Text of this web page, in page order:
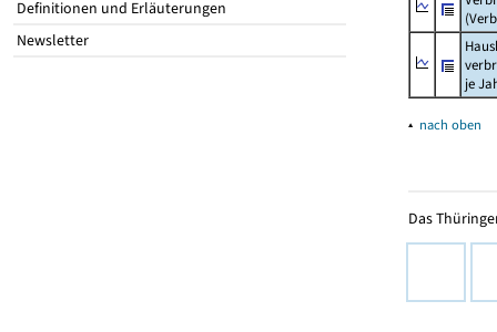
Definitionen und Erläuterungen
Newsletter
je
▴ nach oben
Das